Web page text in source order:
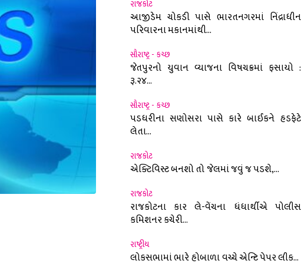
રાજકોટ
આજીડેમ ચોકડી પાસે ભારતનગરમાં નિંદ્રાધીન
પરિવારના મકાનમાંથી...
સૌરાષ્ટ્ર - કચ્છ
જેતપુરનો યુવાન વ્યાજના વિષચક્રમાં ફસાયો :
રૂ.૨૪...
સૌરાષ્ટ્ર - કચ્છ
પડધરીના સણોસરા પાસે કારે બાઈકને હડફેટે
લેતા...
રાજકોટ
એક્ટિવિસ્ટ બનશો તો જેલમાં જવું જ પડશે,...
રાજકોટ
રાજકોટના કાર લે-વેંચના ધંધાર્થીએ પોલીસ
કમિશનર કચેરી...
રાષ્ટ્રીય
લોકસભામાં ભારે હોબાળા વચ્ચે એન્ટિ પેપર લીક...